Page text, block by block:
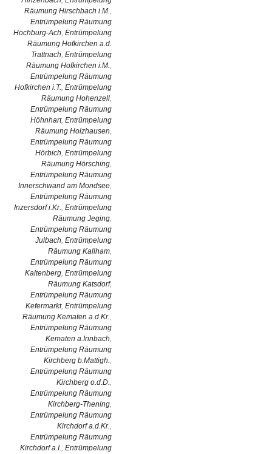
Räumung Hirschbach i.M.,
Entrümpelung Räumung
Hochburg-Ach, Entrümpelung
Räumung Hofkirchen a.d.
Trattnach, Entrümpelung
Räumung Hofkirchen i.M.,
Entrümpelung Räumung
Hofkirchen i.T., Entrümpelung
Räumung Hohenzell,
Entrümpelung Räumung
Höhnhart, Entrümpelung
Räumung Holzhausen,
Entrümpelung Räumung
Hörbich, Entrümpelung
Räumung Hörsching,
Entrümpelung Räumung
Innerschwand am Mondsee,
Entrümpelung Räumung
Inzersdorf i.Kr., Entrümpelung
Räumung Jeging,
Entrümpelung Räumung
Julbach, Entrümpelung
Räumung Kallham,
Entrümpelung Räumung
Kaltenberg, Entrümpelung
Räumung Katsdorf,
Entrümpelung Räumung
Kefermarkt, Entrümpelung
Räumung Kematen a.d.Kr.,
Entrümpelung Räumung
Kematen a.Innbach,
Entrümpelung Räumung
Kirchberg b.Mattigh.,
Entrümpelung Räumung
Kirchberg o.d.D.,
Entrümpelung Räumung
Kirchberg-Thening,
Entrümpelung Räumung
Kirchdorf a.d.Kr.,
Entrümpelung Räumung
Kirchdorf a.I., Entrümpelung